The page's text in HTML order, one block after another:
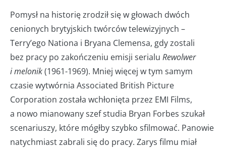
Pomysł na historię zrodził się w głowach dwóch
cenionych brytyjskich twórców telewizyjnych –
Terry’ego Nationa i Bryana Clemensa, gdy zostali
bez pracy po zakończeniu emisji serialu Rewolwer
i melonik(1961-1969). Mniej więcej w tym samym
czasie wytwórnia Associated British Picture
Corporation została wchłonięta przez EMI Films,
a nowo mianowany szef studia Bryan Forbes szukał
scenariuszy, które mógłby szybko sfilmować. Panowie
natychmiast zabrali się do pracy. Zarys filmu miał